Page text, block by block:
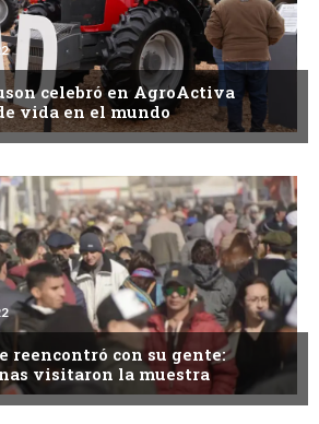
celebró en AgroActiva
vida en el mundo
reencontró con su gente:
visitaron la muestra